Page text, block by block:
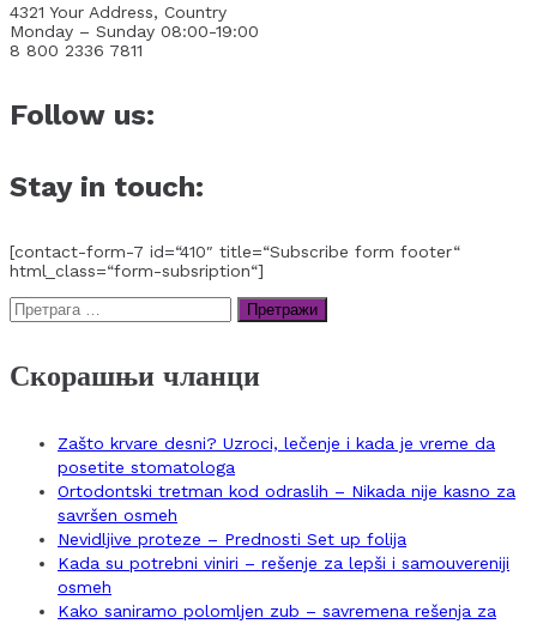
4321 Your Address, Country
Monday – Sunday 08:00-19:00
8 800 2336 7811
Follow us:
Stay in touch:
[contact-form-7 id=“410″ title=“Subscribe form footer“
html_class=“form-subsription“]
Претрага
за:
Скорашњи чланци
Zašto krvare desni? Uzroci, lečenje i kada je vreme da
posetite stomatologa
Ortodontski tretman kod odraslih – Nikada nije kasno za
savršen osmeh
Nevidljive proteze – Prednosti Set up folija
Kada su potrebni viniri – rešenje za lepši i samouvereniji
osmeh
Kako saniramo polomljen zub – savremena rešenja za